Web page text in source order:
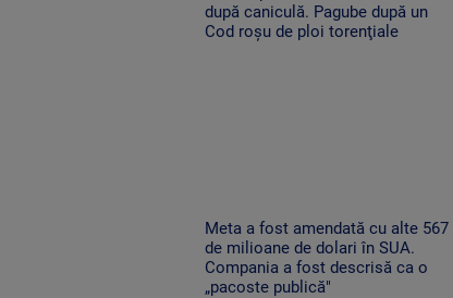
după caniculă. Pagube după un
Cod roşu de ploi torenţiale
Meta a fost amendată cu alte 567
de milioane de dolari în SUA.
Compania a fost descrisă ca o
„pacoste publică"